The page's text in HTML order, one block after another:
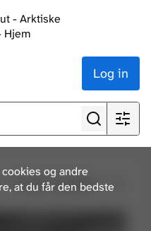
Log in
og andre
at du får den bedste
Se alle resultater